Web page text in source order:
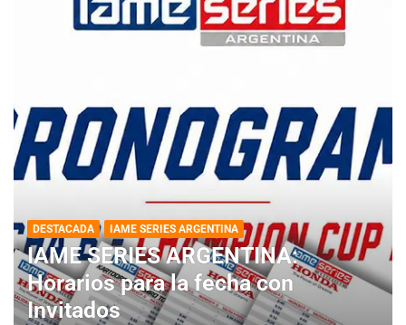
DESTACADA IAME SERIES ARGENTINA
IAME SERIES ARGENTINA:
Horarios para la fecha con
Invitados